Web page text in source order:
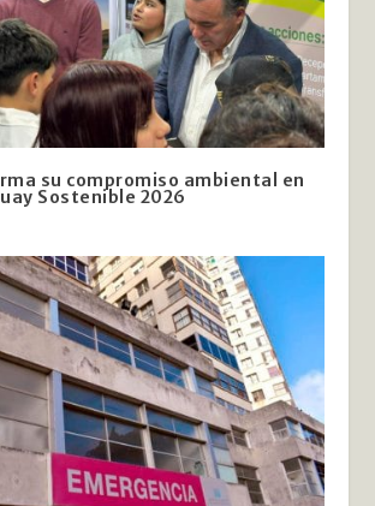
su compromiso ambiental en
Sostenible 2026